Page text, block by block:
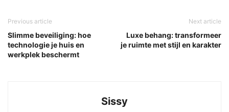
Previous article
Slimme beveiliging: hoe
technologie je huis en
werkplek beschermt
Next article
Luxe behang: transformeer
je ruimte met stijl en karakter
Sissy